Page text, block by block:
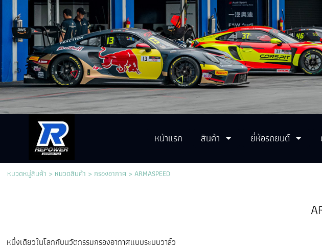
หน้าแรก สินค้า ยี่ห้อรถยนต์
หมวดหมู่สินค้า > หมวดสินค้า > กรองอากาศ>ARMASPEED
หนึ่งเดียวในโลกกับนวัตกรรมกรองอากาศแบบระบบวาล์ว